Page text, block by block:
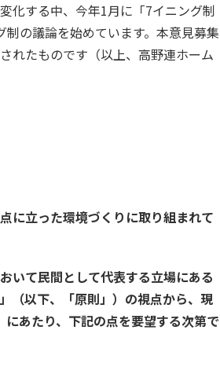
化する中、今年1月に「7イニング制
の議論を始めています。本意見募集
れたものです（以上、高野連ホーム
に立った環境づくりに取り組まれて
いて民間として代表する立場にある
（以下、「原則」）の視点から、現
あたり、下記の点を要望する次第で